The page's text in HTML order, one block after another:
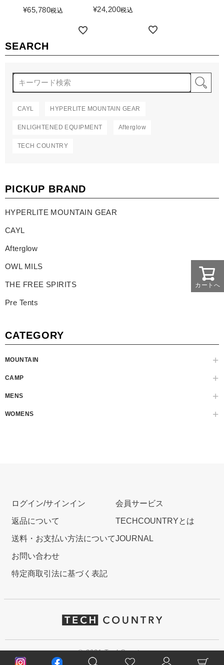
SEARCH
CAYL HYPERLITE MOUNTAIN GEAR
ENLIGHTENED EQUIPMENT Afterglow
TECH COUNTRY
PICKUP BRAND
HYPERLITE MOUNTAIN GEAR
CAYL
Afterglow
OWL MILS
THE FREE SPIRITS
Pre Tents
CATEGORY
MOUNTAIN
CAMP
MENS
WOMENS
¥65,780税込 ¥24,200税込
カートへ
ログイン/サインイン
返品について
送料・お支払い方法について
お問い合わせ
特定商取引法に基づく表記
会員サービス
TECHCOUNTRYとは
JOURNAL
© 2021 TechCountry